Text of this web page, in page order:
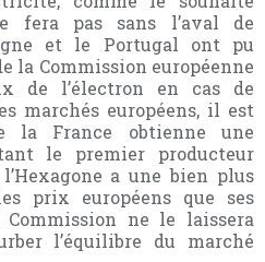
fera pas sans l’aval de
et le Portugal ont pu
la Commission européenne
de l’électron en cas de
marchés européens, il est
la France obtienne une
le premier producteur
a une bien plus
prix européens que ses
ne le laissera
l’équilibre du marché